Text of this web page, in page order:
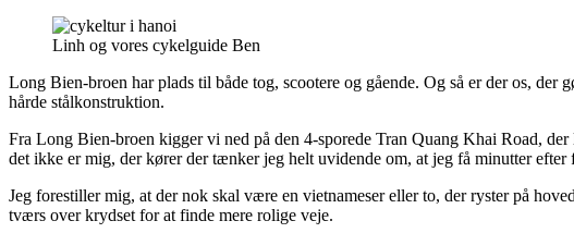
Linh og vores cykelguide Ben
Long Bien-broen har plads til både tog, scootere og gående. Og så er der os, der
hårde stålkonstruktion.
Fra Long Bien-broen kigger vi ned på den 4-sporede Tran Quang Khai Road,
det ikke er mig, der kører der tænker jeg helt uvidende om, at jeg få minutter
Jeg forestiller mig, at der nok skal være en vietnameser eller to, der ryster på
tværs over krydset for at finde mere rolige veje.